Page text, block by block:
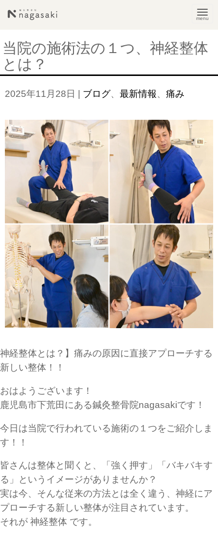
N
v
i
n
当院の施術法の１つ、神経整体
とは？
2025年11月28日 | ブログ、 最新情報、 痛み
神経整体とは？】痛みの原因に直接アプローチする
新しい整体！！
おはようございます！
鹿児島市下荒田にある鍼灸整骨院nagasakiです！
今日は当院で行われている施術の１つをご紹介しま
す！！
皆さんは整体と聞くと、「強く押す」「バキバキす
る」というイメージがありませんか？
実は今、そんな従来の方法とは全く違う、神経にア
プローチする新しい整体が注目されています。
それが 神経整体 です。